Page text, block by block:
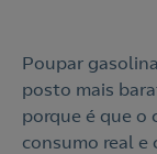
Poupar
posto mais
porque é que o
consumo real